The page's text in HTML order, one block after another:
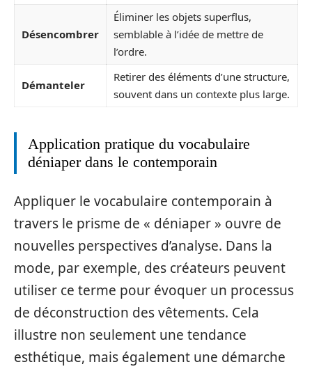
Désencombrer
Éliminer les objets superflus,
semblable à l’idée de mettre de
l’ordre.
Démanteler
Retirer des éléments d’une structure,
souvent dans un contexte plus large.
Application pratique du vocabulaire
déniaper dans le contemporain
Appliquer le vocabulaire contemporain à
travers le prisme de « déniaper » ouvre de
nouvelles perspectives d’analyse. Dans la
mode, par exemple, des créateurs peuvent
utiliser ce terme pour évoquer un processus
de déconstruction des vêtements. Cela
illustre non seulement une tendance
esthétique, mais également une démarche